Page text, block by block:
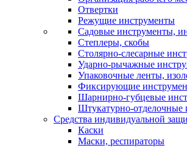
Отвертки
Режущие инструменты
Садовые инструменты,
Степлеры, скобы
Столярно-слесарные
Ударно-рычажные
Упаковочные ленты,
Фиксирующие
Шарнирно-губцевые
Штукатурно-отделочные
Средства индивидуальной
Каски
Маски, респираторы